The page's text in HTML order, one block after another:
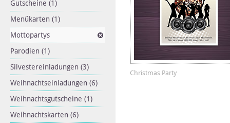
Gutscheine (1)
Menükarten (1)
Mottopartys
Parodien (1)
Silvestereinladungen (3)
Weihnachtseinladungen (6)
Weihnachtsgutscheine (1)
Weihnachtskarten (6)
Christmas Party